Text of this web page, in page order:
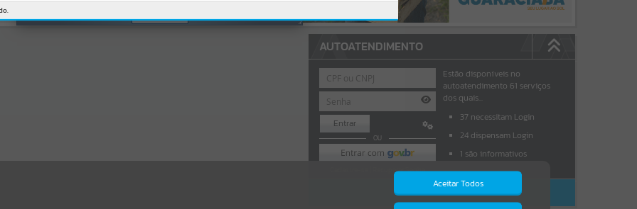
AUTOATENDIMENTO
Entrar
OU
Recuperar Senha
Estão disponíveis no
autoatendimento 61 serviços
dos quais...
37 necessitam Login
24 dispensam Login
1 são informativos
ACESSAR SEM LOGIN
Aceitar Todos
OK